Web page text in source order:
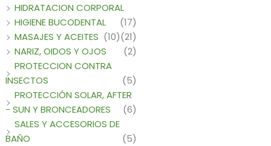
HIDRATACION CORPORAL
(17)
HIGIENE BUCODENTAL
(21)
MASAJES Y ACEITES (10)
NARIZ, OIDOS Y OJOS
(2)
PROTECCION CONTRA
INSECTOS
(5)
PROTECCIÓN SOLAR, AFTER
- SUN Y BRONCEADORES
(6)
SALES Y ACCESORIOS DE
BAÑO
(5)